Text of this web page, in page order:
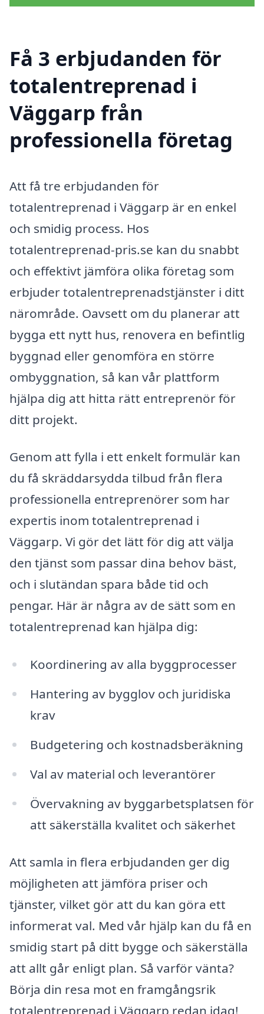
Få 3 erbjudanden för
totalentreprenad i
Väggarp från
professionella företag
Att få tre erbjudanden för
totalentreprenad i Väggarp är en enkel
och smidig process. Hos
totalentreprenad-pris.se kan du snabbt
och effektivt jämföra olika företag som
erbjuder totalentreprenadstjänster i ditt
närområde. Oavsett om du planerar att
bygga ett nytt hus, renovera en befintlig
byggnad eller genomföra en större
ombyggnation, så kan vår plattform
hjälpa dig att hitta rätt entreprenör för
ditt projekt.
Genom att fylla i ett enkelt formulär kan
du få skräddarsydda tilbud från flera
professionella entreprenörer som har
expertis inom totalentreprenad i
Väggarp. Vi gör det lätt för dig att välja
den tjänst som passar dina behov bäst,
och i slutändan spara både tid och
pengar. Här är några av de sätt som en
totalentreprenad kan hjälpa dig:
Koordinering av alla byggprocesser
Hantering av bygglov och juridiska
krav
Budgetering och kostnadsberäkning
Val av material och leverantörer
Övervakning av byggarbetsplatsen för
att säkerställa kvalitet och säkerhet
Att samla in flera erbjudanden ger dig
möjligheten att jämföra priser och
tjänster, vilket gör att du kan göra ett
informerat val. Med vår hjälp kan du få en
smidig start på ditt bygge och säkerställa
att allt går enligt plan. Så varför vänta?
Börja din resa mot en framgångsrik
totalentreprenad i Väggarp redan idag!